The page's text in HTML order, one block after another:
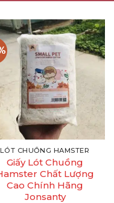
LÓT CHUỒNG HAMSTER
Giấy Lót Chuồng
Chất Lượng
Cao Chính Hãng
Jonsanty